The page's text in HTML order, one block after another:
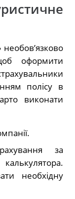
оформити
полісу в
виконати
за
необхідну